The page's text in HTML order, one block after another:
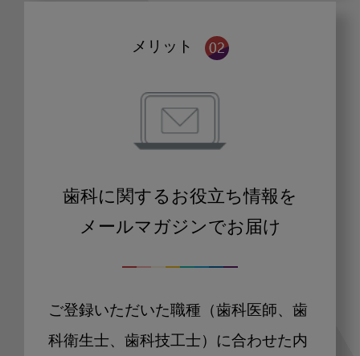
メリット
歯科に関するお役立ち情報を
メールマガジンでお届け
ご登録いただいた職種（歯科医師、歯
科衛生士、歯科技工士）に合わせた内